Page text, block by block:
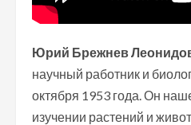
Юрий Брежнев
научный работник и
октября 1953 года. Он
изучении растений и